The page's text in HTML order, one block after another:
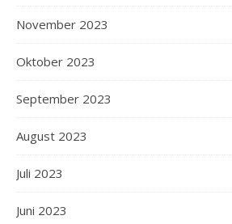
November 2023
Oktober 2023
September 2023
August 2023
Juli 2023
Juni 2023